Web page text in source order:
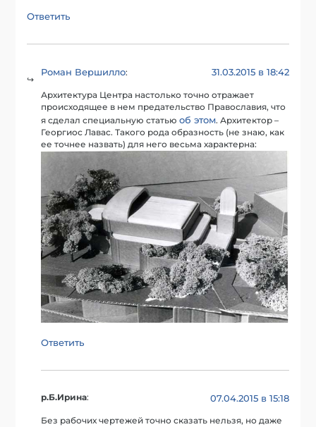
Ответить
Роман Вершилло: 31.03.2015 в 18:42
Архитектура Центра настолько точно отражает
происходящее в нем предательство Православия, что
я сделал специальную статьюоб этом. Архитектор –
Георгиос Лавас. Такого рода образность (не знаю, как
ее точнее назвать) для него весьма характерна:
Ответить
р.Б.Ирина: 07.04.2015 в 15:18
Без рабочих чертежей точно сказать нельзя, но даже